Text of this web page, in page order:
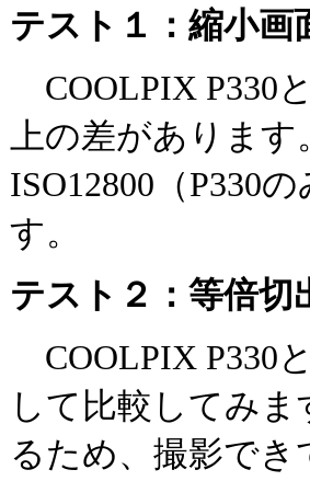
テスト１：縮小画
COOLPIX P330
上の差がありま
ISO12800（P330
す。
テスト２：等倍切
COOLPIX P330
して比較してみ
るため、撮影でき